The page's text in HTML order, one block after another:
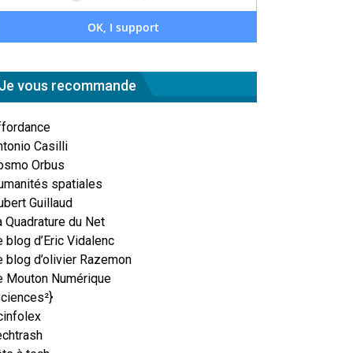
Je vous recommande
Casilli
Orbus
spatiales
Guillaud
Quadrature du Net
blog d’Eric Vidalenc
blog d’olivier Razemon
Mouton Numérique